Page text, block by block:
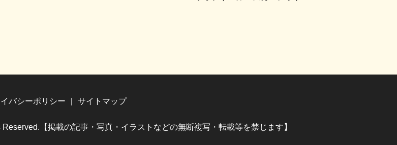
バシーポリシー サイトマップ
【掲載の記事・写真・イラストなどの無断複写・転載等を禁じます】